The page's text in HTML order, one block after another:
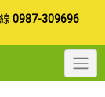
0987-309696